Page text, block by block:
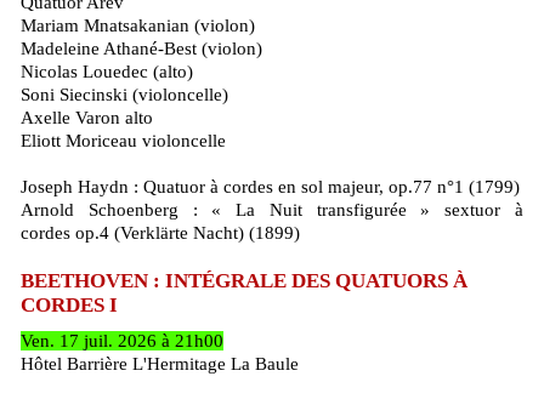
Mariam Mnatsakanian (violon)
Madeleine Athané-Best (violon)
Nicolas Louedec (alto)
Soni Siecinski (violoncelle)
Axelle Varon alto
Eliott Moriceau violoncelle
Joseph Haydn : Quatuor à cordes en sol majeur, op.77 n°1 (1799)
Arnold Schoenberg : « La Nuit transfigurée » sextuor à
cordes op.4 (Verklärte Nacht) (1899)
BEETHOVEN : INTÉGRALE DES QUATUORS À
CORDES I
Ven. 17 juil. 2026 à 21h00
Hôtel Barrière L'Hermitage La Baule